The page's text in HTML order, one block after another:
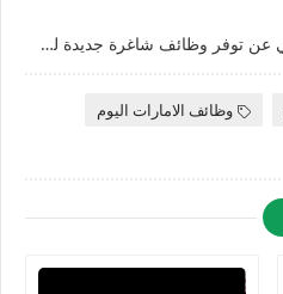
تعلن شركة الناديك للتجارة بدبي عن توفر وظائف شاغرة جديدة لجميع الجنسيات بالامارات
وظائف الامارات اليوم